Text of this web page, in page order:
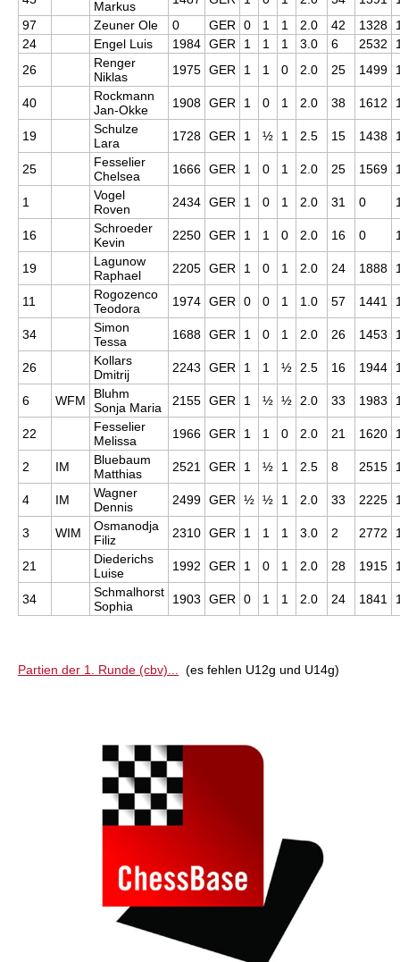
Markus
97
Zeuner Ole 0 GER 0 1 1 2.0 42 1328
24
Engel Luis 1984 GER 1 1 1 3.0 6 2532
26
Renger
Niklas
1975 GER 1 1 0 2.0 25 1499
40
Rockmann
Jan-Okke
1908 GER 1 0 1 2.0 38 1612
19
Schulze
Lara
1728 GER 1 ½ 1 2.5 15 1438
25
Fesselier
Chelsea
1666 GER 1 0 1 2.0 25 1569
1
Vogel
Roven
2434 GER 1 0 1 2.0 31 0
16
Schroeder
Kevin
2250 GER 1 1 0 2.0 16 0
19
Lagunow
Raphael
2205 GER 1 0 1 2.0 24 1888
11
Rogozenco
Teodora
1974 GER 0 0 1 1.0 57 1441
34
Simon
Tessa
1688 GER 1 0 1 2.0 26 1453
26
Kollars
Dmitrij
2243 GER 1 1 ½ 2.5 16 1944
6 WFM
Bluhm
Sonja Maria
2155 GER 1 ½ ½ 2.0 33 1983
22
Fesselier
Melissa
1966 GER 1 1 0 2.0 21 1620
2 IM
Bluebaum
Matthias
2521 GER 1 ½ 1 2.5 8 2515
4 IM
Wagner
Dennis
2499 GER ½ ½ 1 2.0 33 2225
3 WIM
Osmanodja
Filiz
2310 GER 1 1 1 3.0 2 2772
21
Diederichs
Luise
1992 GER 1 0 1 2.0 28 1915
34
Schmalhorst
Sophia
1903 GER 0 1 1 2.0 24 1841
Partien der 1. Runde (cbv)... (es fehlen U12g und U14g)